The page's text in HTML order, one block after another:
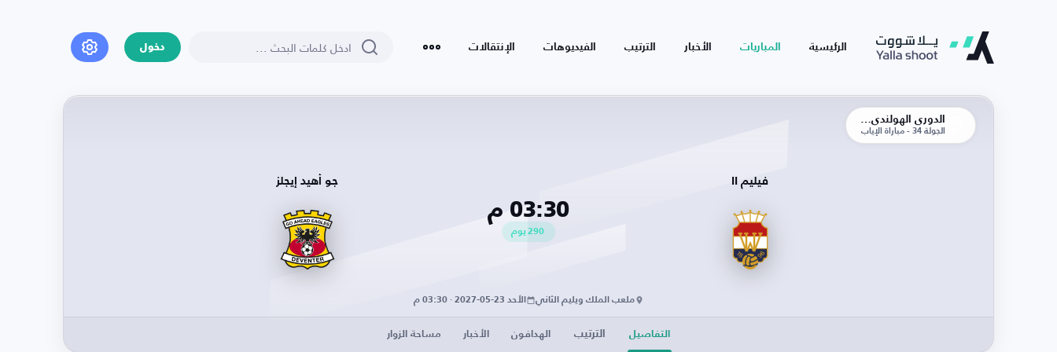
الرئيسية المباريات الأخبار الترتيب الفيديوهات الإنتقالات دخول
الجولة 34 - مباراة الإياب
فيليم II
03:30 م
290 يوم
جو أهيد إيجلز
ملعب الملك ويليم الثاني الأحد 23-05-2027 · 03:30 م
التفاصيل الترتيب الهدافون الأخبار مساحة الزوار